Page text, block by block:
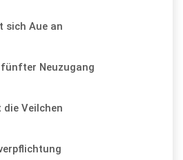
sich Aue an
Neuzugang
Veilchen